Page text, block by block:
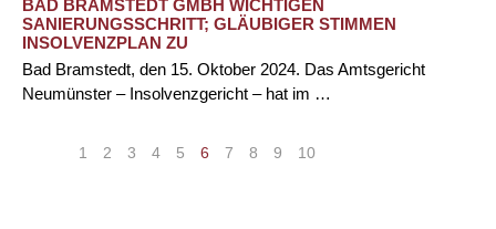
BAD BRAMSTEDT GMBH WICHTIGEN
SANIERUNGSSCHRITT; GLÄUBIGER STIMMEN
INSOLVENZPLAN ZU
Bad Bramstedt, den 15. Oktober 2024. Das Amtsgericht
Neumünster – Insolvenzgericht – hat im …
1 2 3 4 5 6 7 8 9 10